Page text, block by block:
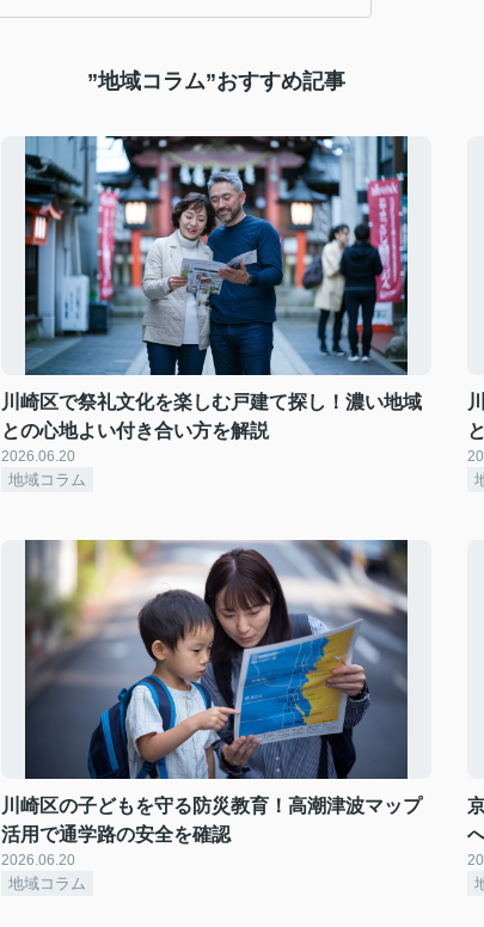
”地域コラム”おすすめ記事
川崎区で祭礼文化を楽しむ戸建て探し！濃い地域
との心地よい付き合い方を解説
2026.06.20
地域コラム
川崎区の子どもを守る防災教育！高潮津波マップ
活用で通学路の安全を確認
2026.06.20
地域コラム